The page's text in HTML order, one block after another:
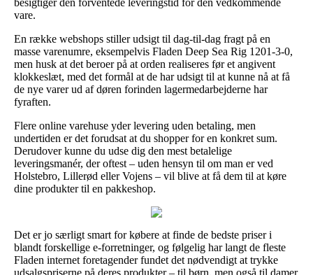
vare.
En række webshops stiller udsigt til dag-til-dag fragt på en
masse varenumre, eksempelvis Fladen Deep Sea Rig 1201-3-0,
men husk at det beroer på at orden realiseres før et angivent
klokkeslæt, med det formål at de har udsigt til at kunne nå at få
de nye varer ud af døren forinden lagermedarbejderne har
fyraften.
Flere online varehuse yder levering uden betaling, men
undertiden er det forudsat at du shopper for en konkret sum.
Derudover kunne du udse dig den mest betalelige
leveringsmanér, der oftest – uden hensyn til om man er ved
Holstebro, Lillerød eller Vojens – vil blive at få dem til at køre
dine produkter til en pakkeshop.
Det er jo særligt smart for købere at finde de bedste priser i
blandt forskellige e-forretninger, og følgelig har langt de fleste
Fladen internet foretagender fundet det nødvendigt at trykke
udsalgspriserne på deres produkter – til børn, men også til damer